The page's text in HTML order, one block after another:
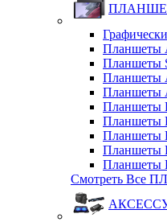
Планшеты
Планшеты
Планшеты
Планшеты
Планшеты
Планшеты
Планшеты
Смотреть Все